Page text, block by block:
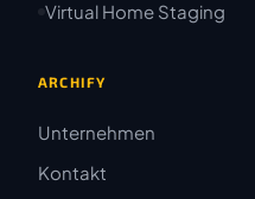
Virtual Home Staging
ARCHIFY
Unternehmen
Kontakt